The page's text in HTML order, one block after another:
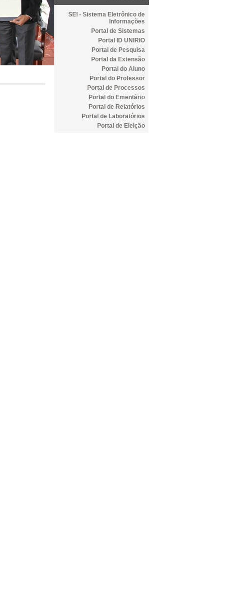
SEI - Sistema Eletrônico de
Informações
Portal de Sistemas
Portal ID UNIRIO
Portal de Pesquisa
Portal da Extensão
Portal do Aluno
Portal do Professor
Portal de Processos
Portal do Ementário
Portal de Relatórios
Portal de Laboratórios
Portal de Eleição